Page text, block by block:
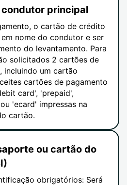
principal
o cartão de crédito
nome do condutor e ser
do levantamento. Para
solicitados 2 cartões de
incluindo um cartão
cartões de pagamento
card', 'prepaid',
'ecard' impressas na
cartão.
ou cartão do
obrigatórios: Será